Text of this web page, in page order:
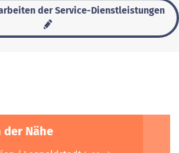
der Service-Dienstleistungen
der Nähe